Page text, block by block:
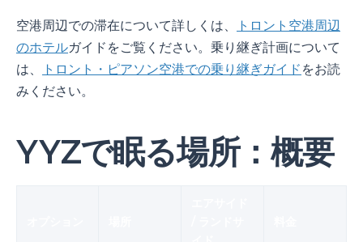
空港周辺での滞在について詳しくは、
トロント空港周辺
のホテルガイドをご覧ください。乗り継ぎ計画について
は、
トロント・ピアソン空港での乗り継ぎガイド をお読
みください。
YYZで眠る場所：概要